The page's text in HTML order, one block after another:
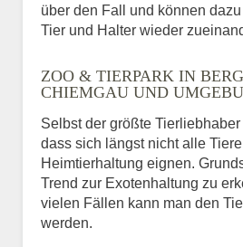
über den Fall und können
Tier und Halter wieder
ZOO & TIERPARK IN
CHIEMGAU UND
Selbst der größte
dass sich längst nicht alle
Heimtierhaltung eignen.
Trend zur Exotenhaltung zu
vielen Fällen kann man den
werden.